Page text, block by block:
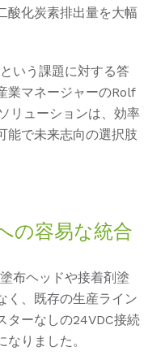
酸化炭素排出量を大幅
いう課題に対する答
業マネージャーのRolf
リューションは、効率
能で未来志向の選択肢
の容易な統合
布ヘッドや接着剤塗
く、既存の生産ライン
ターなしの24VDC接続
りました。